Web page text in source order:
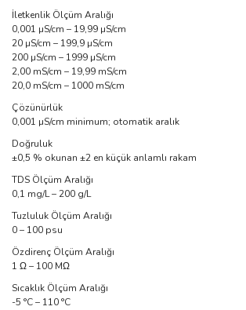
İletkenlik Ölçüm Aralığı
0,001 µS/cm – 19,99 µS/cm
20 µS/cm – 199,9 µS/cm
200 µS/cm – 1999 µS/cm
2,00 mS/cm – 19,99 mS/cm
20,0 mS/cm – 1000 mS/cm
Çözünürlük
0,001 µS/cm minimum; otomatik aralık
Doğruluk
±0,5 % okunan ±2 en küçük anlamlı rakam
TDS Ölçüm Aralığı
0,1 mg/L – 200 g/L
Tuzluluk Ölçüm Aralığı
0 – 100 psu
Özdirenç Ölçüm Aralığı
1 Ω – 100 MΩ
Sıcaklık Ölçüm Aralığı
-5 °C – 110 °C